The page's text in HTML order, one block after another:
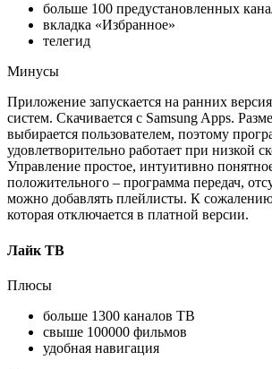
больше 100 предустановленных
вкладка «Избранное»
телегид
Минусы
Приложение запускается на ранних
систем. Скачивается с Samsung Apps.
выбирается пользователем, поэтому
удовлетворительно работает при низкой
Управление простое, интуитивно
положительного – программа передач,
можно добавлять плейлисты. К
которая отключается в платной версии.
Лайк ТВ
Плюсы
больше 1300 каналов ТВ
свыше 100000 фильмов
удобная навигация